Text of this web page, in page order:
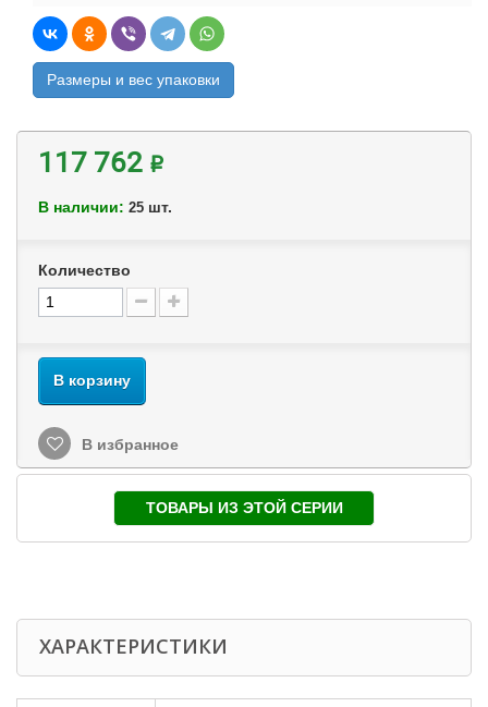
Размеры и вес упаковки
117 762 ₽
В наличии: 25 шт.
Количество
В корзину
В избранное
ТОВАРЫ ИЗ ЭТОЙ СЕРИИ
ХАРАКТЕРИСТИКИ